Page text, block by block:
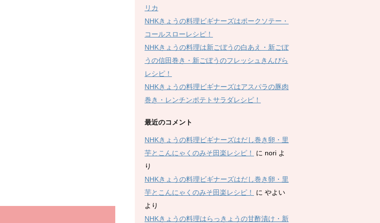
リカ
NHKきょうの料理ビギナーズはポークソテー・
コールスローレシピ！
NHKきょうの料理は新ごぼうの白あえ・新ごぼ
うの信田巻き・新ごぼうのフレッシュきんぴら
レシピ！
NHKきょうの料理ビギナーズはアスパラの豚肉
巻き・レンチンポテトサラダレシピ！
最近のコメント
NHKきょうの料理ビギナーズはだし巻き卵・里
芋とこんにゃくのみそ田楽レシピ！
に nori よ
り
NHKきょうの料理ビギナーズはだし巻き卵・里
芋とこんにゃくのみそ田楽レシピ！
に やよい
より
NHKきょうの料理はらっきょうの甘酢漬け・新